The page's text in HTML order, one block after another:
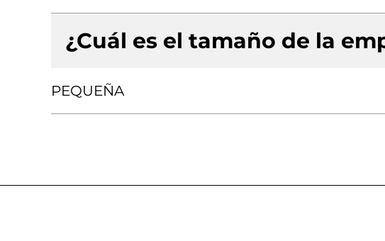
¿Cuál es el tamaño de la
PEQUEÑA